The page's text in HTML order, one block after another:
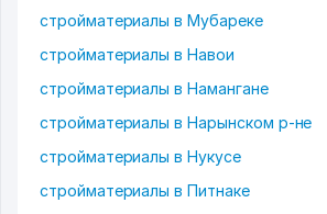
стройматериалы в Мубареке
стройматериалы в Навои
стройматериалы в Намангане
стройматериалы в Нарынском р-не
стройматериалы в Нукусе
стройматериалы в Питнаке